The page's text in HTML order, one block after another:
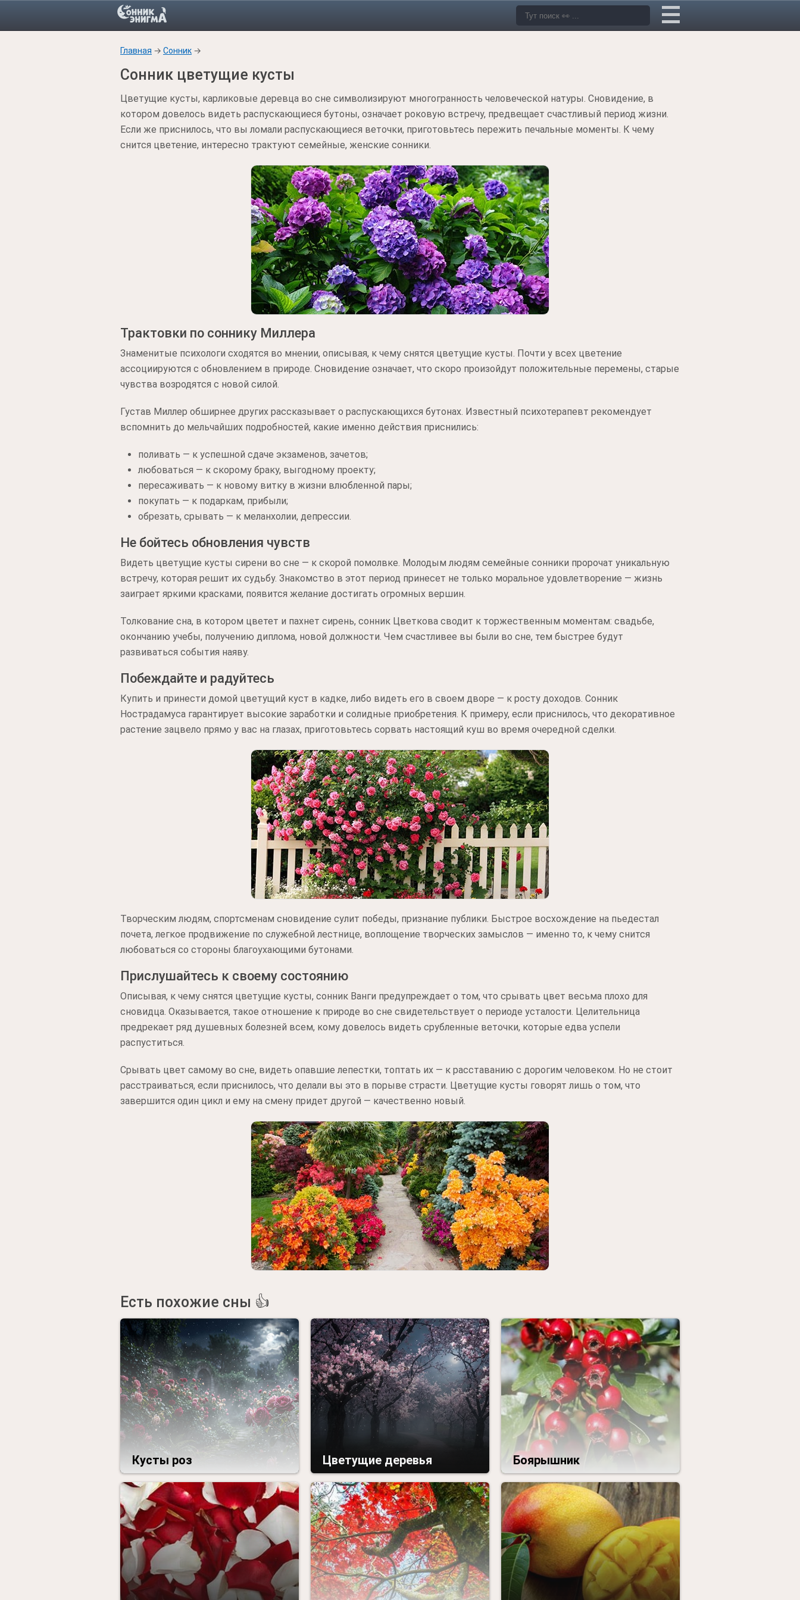
Главная → Сонник →
Сонник цветущие кусты
Цветущие кусты, карликовые деревца во сне символизируют многогранность человеческой натуры. Сновидение, в
котором довелось видеть распускающиеся бутоны, означает роковую встречу, предвещает счастливый период жизни.
Если же приснилось, что вы ломали распускающиеся веточки, приготовьтесь пережить печальные моменты. К чему
снится цветение, интересно трактуют семейные, женские сонники.
Трактовки по соннику Миллера
Знаменитые психологи сходятся во мнении, описывая, к чему снятся цветущие кусты. Почти у всех цветение
ассоциируются с обновлением в природе. Сновидение означает, что скоро произойдут положительные перемены, старые
чувства возродятся с новой силой.
Густав Миллер обширнее других рассказывает о распускающихся бутонах. Известный психотерапевт рекомендует
вспомнить до мельчайших подробностей, какие именно действия приснились:
поливать — к успешной сдаче экзаменов, зачетов;
любоваться — к скорому браку, выгодному проекту;
пересаживать — к новому витку в жизни влюбленной пары;
покупать — к подаркам, прибыли;
обрезать, срывать — к меланхолии, депрессии.
Не бойтесь обновления чувств
Видеть цветущие кусты сирени во сне — к скорой помолвке. Молодым людям семейные сонники пророчат уникальную
встречу, которая решит их судьбу. Знакомство в этот период принесет не только моральное удовлетворение — жизнь
заиграет яркими красками, появится желание достигать огромных вершин.
Толкование сна, в котором цветет и пахнет сирень, сонник Цветкова сводит к торжественным моментам: свадьбе,
окончанию учебы, получению диплома, новой должности. Чем счастливее вы были во сне, тем быстрее будут
развиваться события наяву.
Побеждайте и радуйтесь
Купить и принести домой цветущий куст в кадке, либо видеть его в своем дворе — к росту доходов. Сонник
Нострадамуса гарантирует высокие заработки и солидные приобретения. К примеру, если приснилось, что декоративное
растение зацвело прямо у вас на глазах, приготовьтесь сорвать настоящий куш во время очередной сделки.
Творческим людям, спортсменам сновидение сулит победы, признание публики. Быстрое восхождение на пьедестал
почета, легкое продвижение по служебной лестнице, воплощение творческих замыслов — именно то, к чему снится
любоваться со стороны благоухающими бутонами.
Прислушайтесь к своему состоянию
Описывая, к чему снятся цветущие кусты, сонник Ванги предупреждает о том, что срывать цвет весьма плохо для
сновидца. Оказывается, такое отношение к природе во сне свидетельствует о периоде усталости. Целительница
предрекает ряд душевных болезней всем, кому довелось видеть срубленные веточки, которые едва успели
распуститься.
Срывать цвет самому во сне, видеть опавшие лепестки, топтать их — к расставанию с дорогим человеком. Но не стоит
расстраиваться, если приснилось, что делали вы это в порыве страсти. Цветущие кусты говорят лишь о том, что
завершится один цикл и ему на смену придет другой — качественно новый.
Есть похожие сны 👍
Кусты роз Цветущие деревья Боярышник